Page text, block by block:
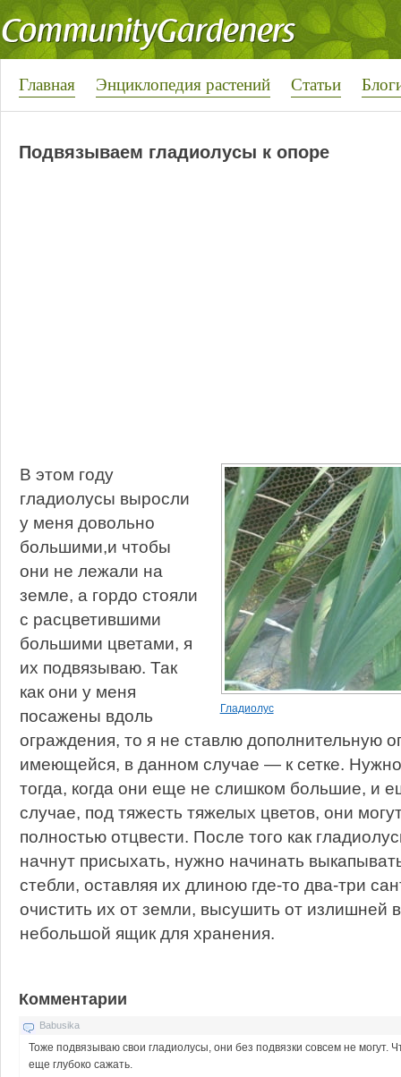
Главная Энциклопедия растений Статьи
Подвязываем гладиолусы к опоре
Гладиолус
В этом году
гладиолусы выросли
у меня довольно
большими,и чтобы
они не лежали на
земле, а гордо стояли
с расцветившими
большими цветами, я
их подвязываю. Так
как они у меня
посажены вдоль
ограждения, то я не ставлю дополнительную
имеющейся, в данном случае — к сетке. Нужно
тогда, когда они еще не слишком большие, и
случае, под тяжесть тяжелых цветов, они
полностью отцвести. После того как
начнут присыхать, нужно начинать
стебли, оставляя их длиною где-то два-три
очистить их от земли, высушить от излишней
небольшой ящик для хранения.
Комментарии
Babusika
Тоже подвязываю свои гладиолусы, они без подвязки совсем не могут.
еще глубоко сажать.